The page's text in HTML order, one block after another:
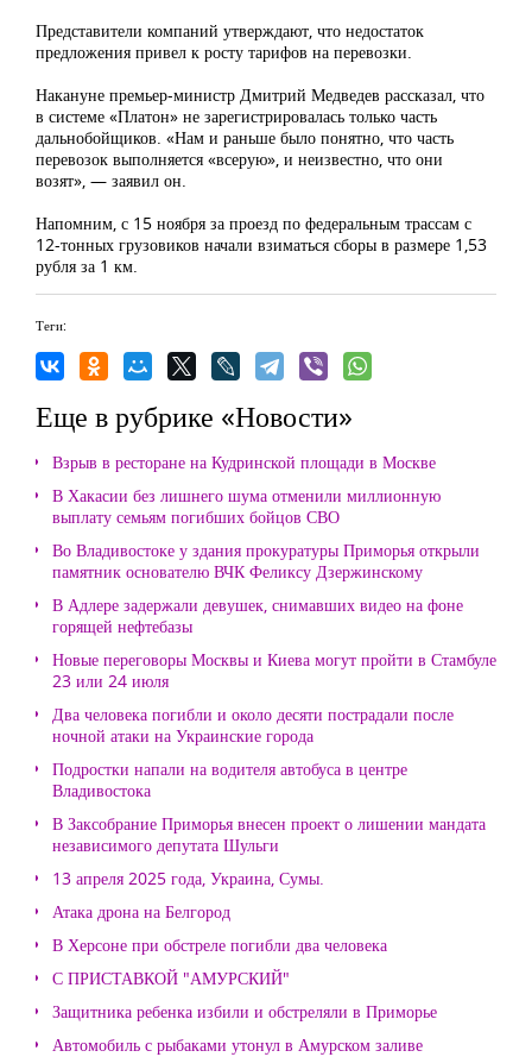
Представители компаний утверждают, что недостаток
предложения привел к росту тарифов на перевозки.
Накануне премьер-министр Дмитрий Медведев рассказал, что
в системе «Платон» не зарегистрировалась только часть
дальнобойщиков. «Нам и раньше было понятно, что часть
перевозок выполняется «всерую», и неизвестно, что они
возят», — заявил он.
Напомним, с 15 ноября за проезд по федеральным трассам с
12-тонных грузовиков начали взиматься сборы в размере 1,53
рубля за 1 км.
Теги:
Еще в рубрике «Новости»
Взрыв в ресторане на Кудринской площади в Москве
В Хакасии без лишнего шума отменили миллионную
выплату семьям погибших бойцов СВО
Во Владивостоке у здания прокуратуры Приморья открыли
памятник основателю ВЧК Феликсу Дзержинскому
В Адлере задержали девушек, снимавших видео на фоне
горящей нефтебазы
Новые переговоры Москвы и Киева могут пройти в Стамбуле
23 или 24 июля
Два человека погибли и около десяти пострадали после
ночной атаки на Украинские города
Подростки напали на водителя автобуса в центре
Владивостока
В Заксобрание Приморья внесен проект о лишении мандата
независимого депутата Шульги
13 апреля 2025 года, Украина, Сумы.
Атака дрона на Белгород
В Херсоне при обстреле погибли два человека
С ПРИСТАВКОЙ "АМУРСКИЙ"
Защитника ребенка избили и обстреляли в Приморье
Автомобиль с рыбаками утонул в Амурском заливе